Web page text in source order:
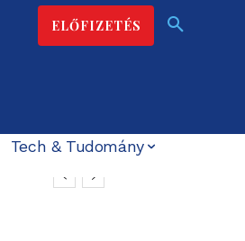
ELŐFIZETÉS
Tech & Tudomány